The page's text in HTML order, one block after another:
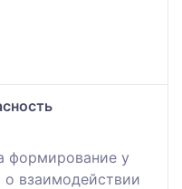
формирование у
о взаимодействии